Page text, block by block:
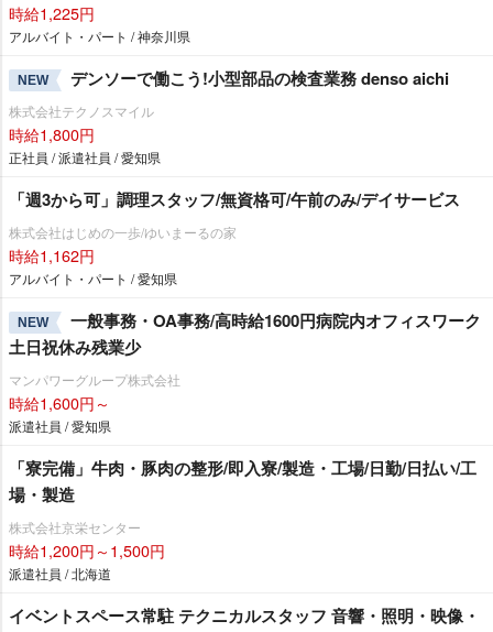
時給1,225円
アルバイト・パート / 神奈川県
NEW デンソーで働こう!小型部品の検査業務 denso aichi
株式会社テクノスマイル
時給1,800円
正社員 / 派遣社員 / 愛知県
「週3から可」調理スタッフ/無資格可/午前のみ/デイサービス
株式会社はじめの一歩/ゆいまーるの家
時給1,162円
アルバイト・パート / 愛知県
NEW
一般事務・OA事務/高時給1600円病院内オフィスワーク
土日祝休み残業少
マンパワーグループ株式会社
時給1,600円～
派遣社員 / 愛知県
「寮完備」牛肉・豚肉の整形/即入寮/製造・工場/日勤/日払い/工
場・製造
株式会社京栄センター
時給1,200円～1,500円
派遣社員 / 北海道
イベントスペース常駐 テクニカルスタッフ 音響・照明・映像・